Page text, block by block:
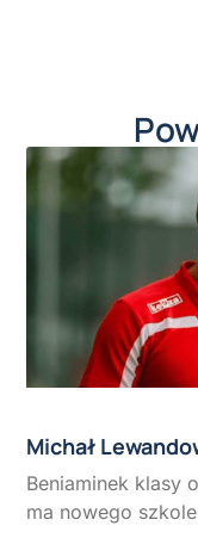
Michał
Beniaminek klasy
ma nowego